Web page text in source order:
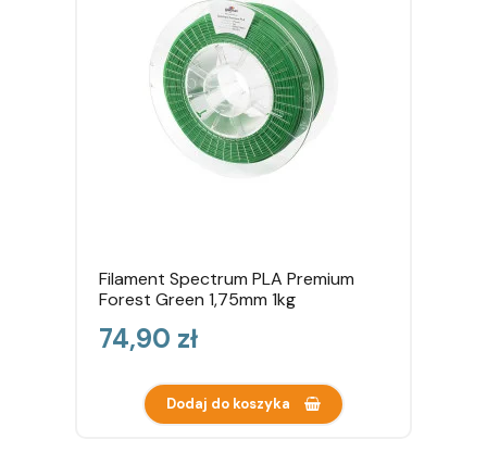
Filament Spectrum PLA Premium
Forest Green 1,75mm 1kg
Cena
74,90 zł
Dodaj do koszyka